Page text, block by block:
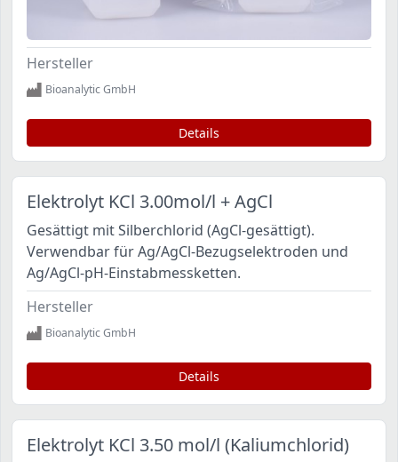
Hersteller
Bioanalytic GmbH
Details
Elektrolyt KCl 3.00mol/l + AgCl
Gesättigt mit Silberchlorid (AgCl-gesättigt).
Verwendbar für Ag/AgCl-Bezugselektroden und
Ag/AgCl-pH-Einstabmessketten.
Hersteller
Bioanalytic GmbH
Details
Elektrolyt KCl 3.50 mol/l (Kaliumchlorid)